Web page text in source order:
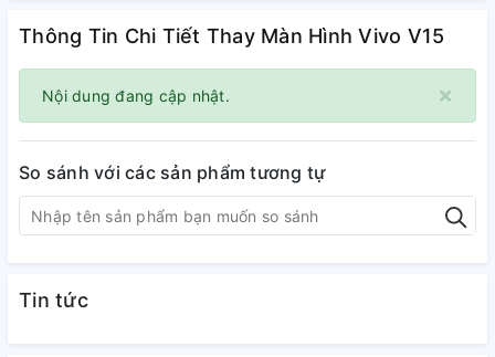
Thông Tin Chi Tiết Thay Màn Hình Vivo V15
×
Nội dung đang cập nhật.
So sánh với các sản phẩm tương tự
Tin tức